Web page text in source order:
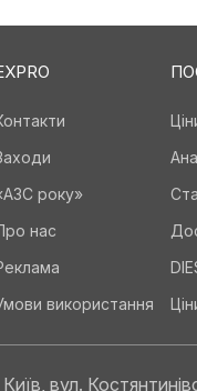
року»
нас
використання
вул.